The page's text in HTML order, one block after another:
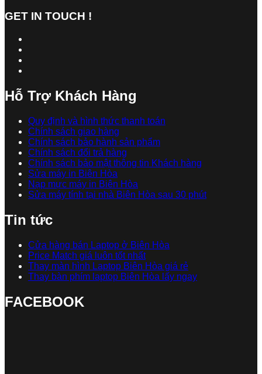
GET IN TOUCH !
Hỗ Trợ Khách Hàng
Quy định và hình thức thanh toán
Chính sách giao hàng
Chính sách bảo hành sản phẩm
Chính sách đổi trả hàng
Chính sách bảo mật thông tin Khách hàng
Sửa máy in Biên Hòa
Nạp mực máy in Biên Hòa
Sửa máy tính tại nhà Biên Hòa sau 30 phút
Tin tức
Cửa hàng bán Laptop ở Biên Hòa
Price Match giá luôn tốt nhất
Thay màn hình Laptop Biên Hòa giá rẻ
Thay bàn phím laptop Biên Hòa lấy ngay
FACEBOOK